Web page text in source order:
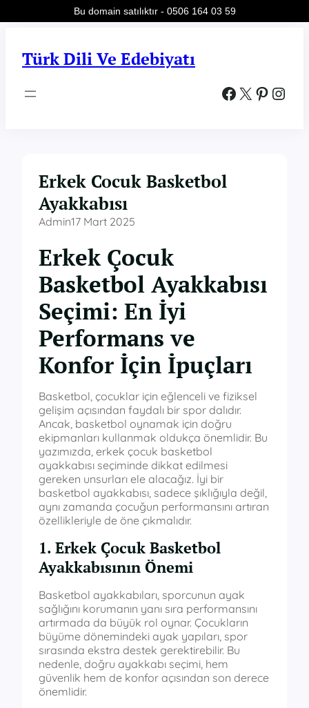
Türk Dili Ve Edebiyatı
Facebook X Pinterest Instagram
Erkek Cocuk Basketbol
Ayakkabısı
Admin17 Mart 2025
Erkek Çocuk
Basketbol Ayakkabısı
Seçimi: En İyi
Performans ve
Konfor İçin İpuçları
Basketbol, çocuklar için eğlenceli ve fiziksel
gelişim açısından faydalı bir spor dalıdır.
Ancak, basketbol oynamak için doğru
ekipmanları kullanmak oldukça önemlidir. Bu
yazımızda, erkek çocuk basketbol
ayakkabısı seçiminde dikkat edilmesi
gereken unsurları ele alacağız. İyi bir
basketbol ayakkabısı, sadece şıklığıyla değil,
aynı zamanda çocuğun performansını artıran
özellikleriyle de öne çıkmalıdır.
1. Erkek Çocuk Basketbol
Ayakkabısının Önemi
Basketbol ayakkabıları, sporcunun ayak
sağlığını korumanın yanı sıra performansını
artırmada da büyük rol oynar. Çocukların
büyüme dönemindeki ayak yapıları, spor
sırasında ekstra destek gerektirebilir. Bu
nedenle, doğru ayakkabı seçimi, hem
güvenlik hem de konfor açısından son derece
önemlidir.
Bu domain satılıktır - 0506 164 03 59